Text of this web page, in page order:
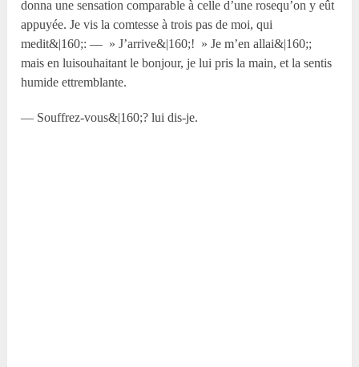
donna une sensation comparable à celle d’une rosequ’on y eût
appuyée. Je vis la comtesse à trois pas de moi, qui
medit&|160;: — » J’arrive&|160;! » Je m’en allai&|160;;
mais en luisouhaitant le bonjour, je lui pris la main, et la sentis
humide ettremblante.
— Souffrez-vous&|160;? lui dis-je.